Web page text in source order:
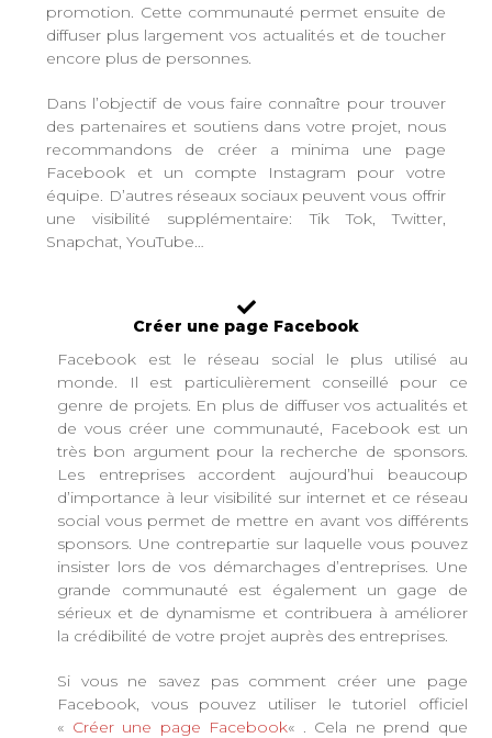
promotion. Cette communauté permet ensuite de
diffuser plus largement vos actualités et de toucher
encore plus de personnes.
Dans l’objectif de vous faire connaître pour trouver
des partenaires et soutiens dans votre projet, nous
recommandons de créer a minima une page
Facebook et un compte Instagram pour votre
équipe. D’autres réseaux sociaux peuvent vous offrir
une visibilité supplémentaire: Tik Tok, Twitter,
Snapchat, YouTube…
Créer une page Facebook
Facebook est le réseau social le plus utilisé au
monde. Il est particulièrement conseillé pour ce
genre de projets. En plus de diffuser vos actualités et
de vous créer une communauté, Facebook est un
très bon argument pour la recherche de sponsors.
Les entreprises accordent aujourd’hui beaucoup
d’importance à leur visibilité sur internet et ce réseau
social vous permet de mettre en avant vos différents
sponsors. Une contrepartie sur laquelle vous pouvez
insister lors de vos démarchages d’entreprises. Une
grande communauté est également un gage de
sérieux et de dynamisme et contribuera à améliorer
la crédibilité de votre projet auprès des entreprises.
Si vous ne savez pas comment créer une page
Facebook, vous pouvez utiliser le tutoriel officiel
« Créer une page Facebook« . Cela ne prend que